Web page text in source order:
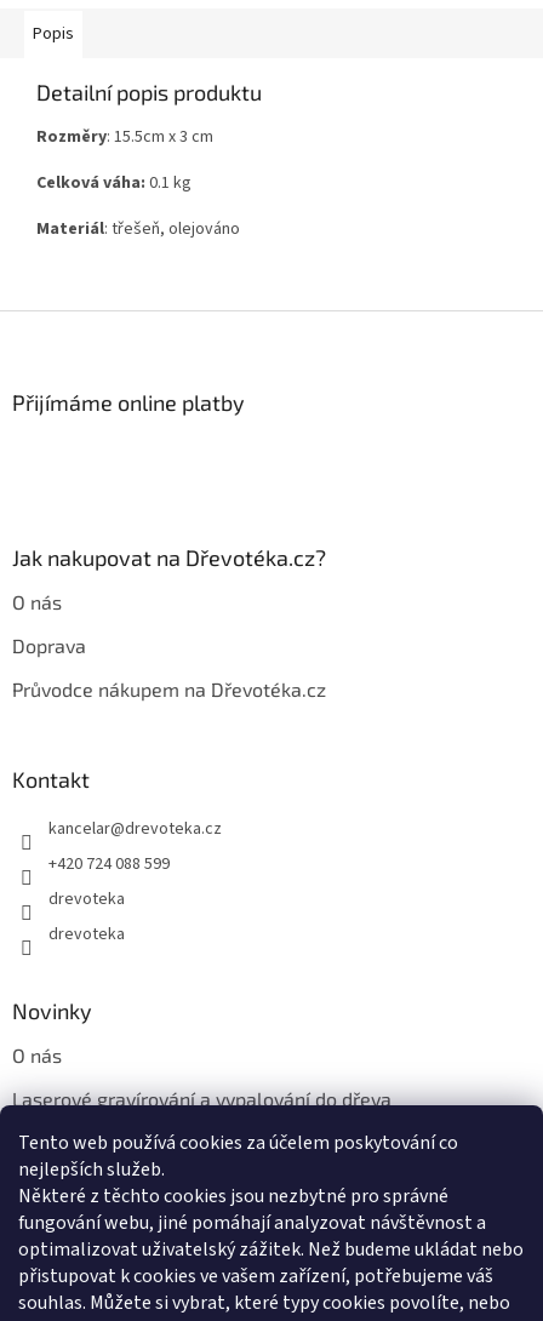
Tento web používá cookies za účelem poskytování co
nejlepších služeb.
Některé z těchto cookies jsou nezbytné pro správné
fungování webu, jiné pomáhají analyzovat návštěvnost a
optimalizovat uživatelský zážitek. Než budeme ukládat nebo
přistupovat k cookies ve vašem zařízení, potřebujeme váš
souhlas. Můžete si vybrat, které typy cookies povolíte, nebo
Popis
Detailní popis produktu
Rozměry: 15.5cm x 3 cm
Celková váha: 0.1 kg
Materiál: třešeň, olejováno
Přijímáme online platby
Jak nakupovat na Dřevotéka.cz?
O nás
Doprava
Průvodce nákupem na Dřevotéka.cz
Kontakt
kancelar@drevoteka.cz
+420 724 088 599
drevoteka
drevoteka
Novinky
O nás
Laserové gravírování a vypalování do dřeva
Proč jíst z přírodních dřevěných talířů: Ekologická a Stylová
Volba